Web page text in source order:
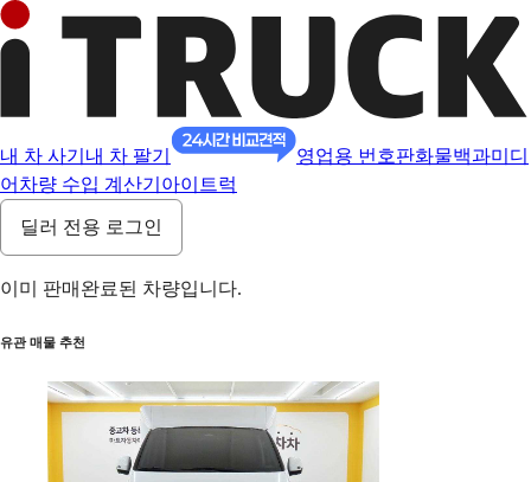
내 차 사기 내 차 팔기 영업용 번호판화물백과미디
어 차량 수입 계산기 아이트럭
딜러 전용 로그인
이미 판매완료된 차량입니다.
유관 매물 추천